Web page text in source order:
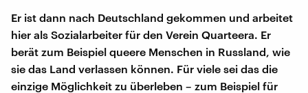
Er ist dann nach Deutschland gekommen und arbeitet
hier als Sozialarbeiter für den Verein Quarteera. Er
berät zum Beispiel queere Menschen in Russland, wie
sie das Land verlassen können. Für viele sei das die
einzige Möglichkeit zu überleben – zum Beispiel für